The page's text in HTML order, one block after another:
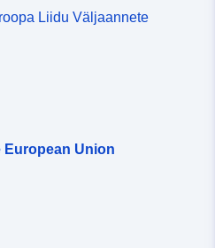
wxs-81cc4503-
Liidu Väljaannete
European Union